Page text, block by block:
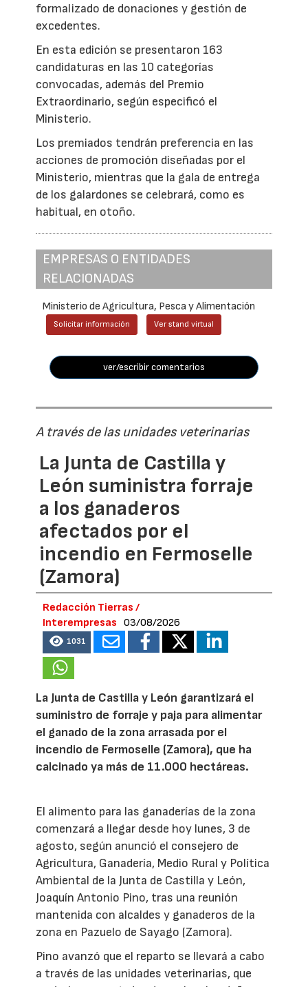
formalizado de donaciones y gestión de
excedentes.
En esta edición se presentaron 163
candidaturas en las 10 categorías
convocadas, además del Premio
Extraordinario, según especificó el
Ministerio.
Los premiados tendrán preferencia en las
acciones de promoción diseñadas por el
Ministerio, mientras que la gala de entrega
de los galardones se celebrará, como es
habitual, en otoño.
EMPRESAS O ENTIDADES
RELACIONADAS
Ministerio de Agricultura, Pesca y Alimentación
Solicitar información Ver stand virtual
ver/escribir comentarios
A través de las unidades veterinarias
La Junta de Castilla y
León suministra forraje
a los ganaderos
afectados por el
incendio en Fermoselle
(Zamora)
Redacción Tierras /
Interempresas
03/08/2026
1031
La Junta de Castilla y León garantizará el
suministro de forraje y paja para alimentar
el ganado de la zona arrasada por el
incendio de Fermoselle (Zamora), que ha
calcinado ya más de 11.000 hectáreas.
El alimento para las ganaderías de la zona
comenzará a llegar desde hoy lunes, 3 de
agosto, según anunció el consejero de
Agricultura, Ganadería, Medio Rural y Política
Ambiental de la Junta de Castilla y León,
Joaquín Antonio Pino, tras una reunión
mantenida con alcaldes y ganaderos de la
zona en Pazuelo de Sayago (Zamora).
Pino avanzó que el reparto se llevará a cabo
a través de las unidades veterinarias, que